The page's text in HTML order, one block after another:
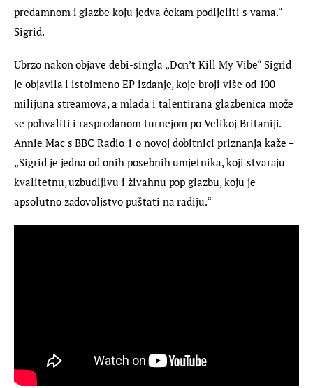
predamnom i glazbe koju jedva čekam podijeliti s vama.“ –
Sigrid.
Ubrzo nakon objave debi-singla „Don’t Kill My Vibe“ Sigrid
je objavila i istoimeno EP izdanje, koje broji više od 100
milijuna streamova, a mlada i talentirana glazbenica može
se pohvaliti i rasprodanom turnejom po Velikoj Britaniji.
Annie Mac s BBC Radio 1 o novoj dobitnici priznanja kaže –
„Sigrid je jedna od onih posebnih umjetnika, koji stvaraju
kvalitetnu, uzbudljivu i živahnu pop glazbu, koju je
apsolutno zadovoljstvo puštati na radiju.“